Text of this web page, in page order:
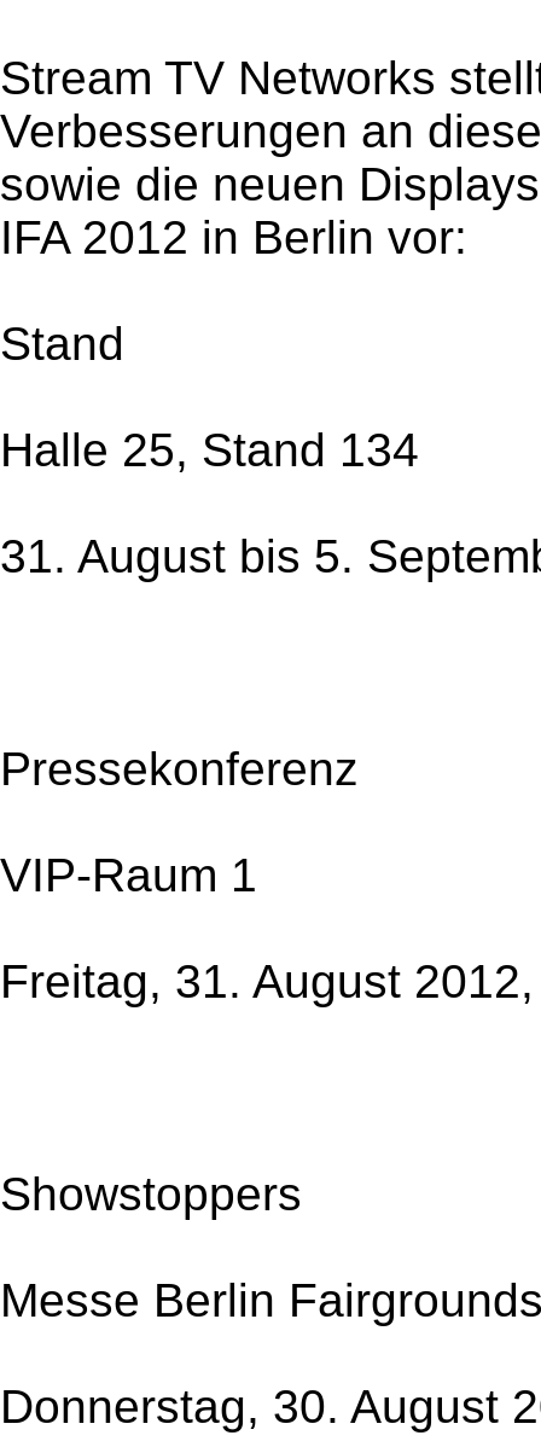
Stream TV Networks
Verbesserungen an
sowie die neuen
IFA 2012 in Berlin vor:
Stand
Halle 25, Stand 134
31. August bis 5.
Pressekonferenz
VIP-Raum 1
Freitag, 31. August
Showstoppers
Messe Berlin
Donnerstag, 30. August